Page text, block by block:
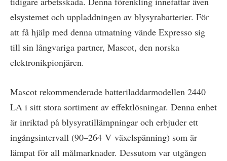
elsystemet och uppladdningen av blysyrabatterier. För
att få hjälp med denna utmatning vände Expresso sig
till sin långvariga partner, Mascot, den norska
elektronikpionjären.
Mascot rekommenderade batteriladdarmodellen 2440
LA i sitt stora sortiment av effektlösningar. Denna enhet
är inriktad på blysyratillämpningar och erbjuder ett
ingångsintervall (90–264 V växelspänning) som är
lämpat för all målmarknader. Dessutom var utgången